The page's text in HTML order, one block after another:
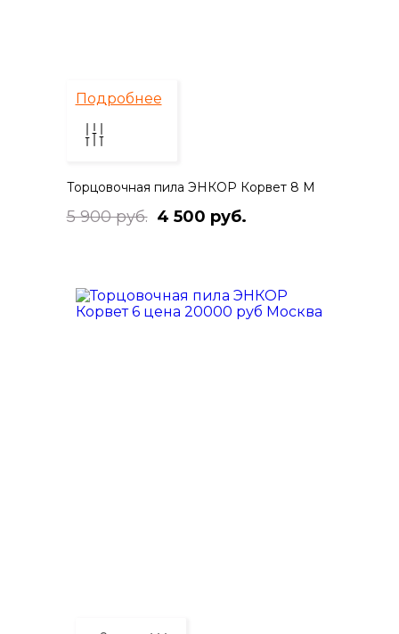
Подробнее
Торцовочная пила ЭНКОР Корвет 8 М
5 900 руб. 4 500 руб.